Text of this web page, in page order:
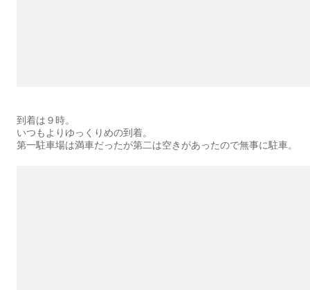
到着は９時。
いつもよりゆっくりめの到着。
第一駐車場は満車だったが第二は空きがあったので無事に駐車。